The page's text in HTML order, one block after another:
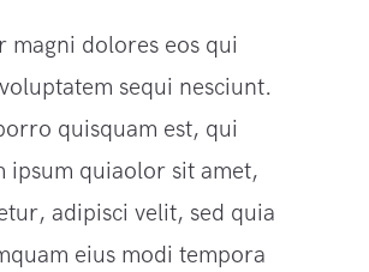
magni dolores eos qui
sequi nesciunt.
quisquam est, qui
ipsum quiaolor sit amet,
adipisci velit, sed quia
eius modi tempora